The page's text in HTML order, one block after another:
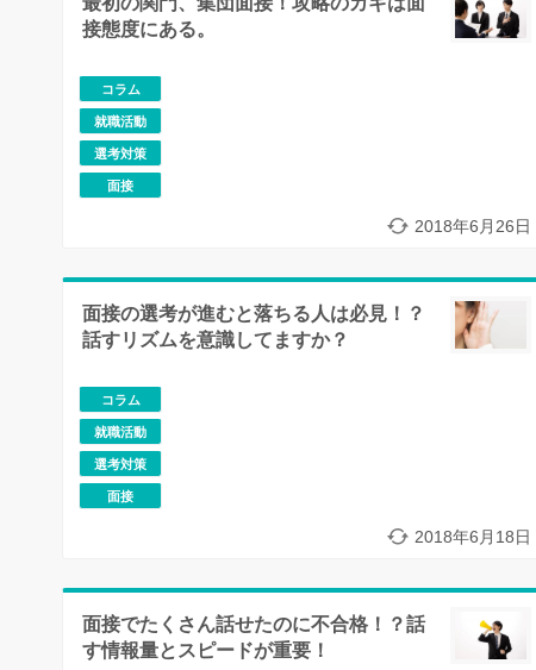
接態度にある。
コラム
就職活動
選考対策
面接
2018年6月26日
面接の選考が進むと落ちる人は必見！？
話すリズムを意識してますか？
コラム
就職活動
選考対策
面接
2018年6月18日
面接でたくさん話せたのに不合格！？話
す情報量とスピードが重要！